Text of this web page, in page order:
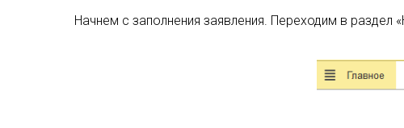
Начнем с заполнения заявления. Переходим в раздел